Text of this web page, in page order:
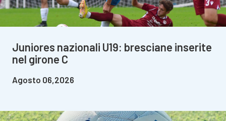
Juniores nazionali U19: bresciane inserite
nel girone C
Agosto 06,2026